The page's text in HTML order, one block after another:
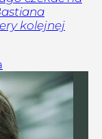
kolejnej